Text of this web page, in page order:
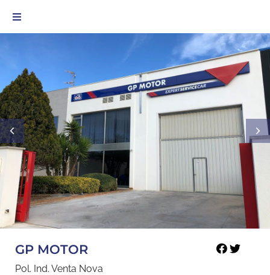
GP MOTOR
Pol. Ind. Venta Nova